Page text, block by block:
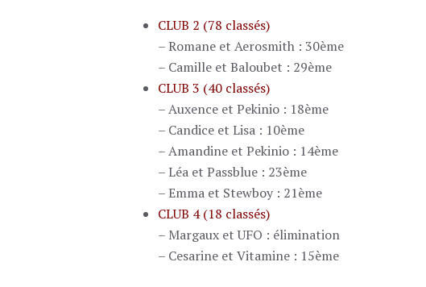
CLUB 2 (78 classés)
– Romane et Aerosmith : 30ème
– Camille et Baloubet : 29ème
CLUB 3 (40 classés)
– Auxence et Pekinio : 18ème
– Candice et Lisa : 10ème
– Amandine et Pekinio : 14ème
– Léa et Passblue : 23ème
– Emma et Stewboy : 21ème
CLUB 4 (18 classés)
– Margaux et UFO : élimination
– Cesarine et Vitamine : 15ème